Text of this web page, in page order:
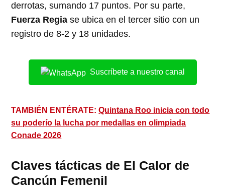
derrotas, sumando 17 puntos. Por su parte,
Fuerza Regia se ubica en el tercer sitio con un
registro de 8-2 y 18 unidades.
Suscríbete a nuestro canal
TAMBIÉN ENTÉRATE:Quintana Roo inicia con todo
su poderío la lucha por medallas en olimpiada
Conade 2026
Claves tácticas de El Calor de
Cancún Femenil